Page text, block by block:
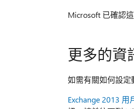
Microsoft 已確認
更多的資
如需有關如何設定
Exchange 2013